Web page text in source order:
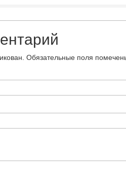
Обязательные поля